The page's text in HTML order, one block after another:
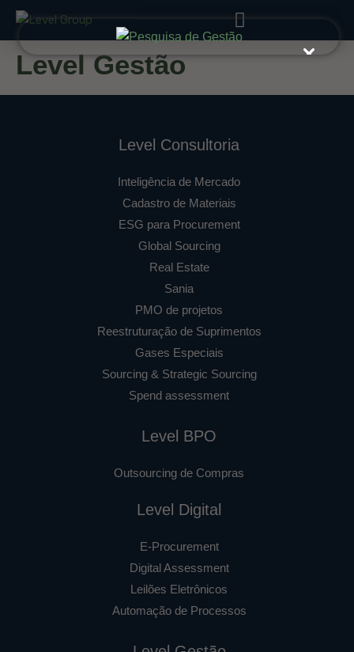
Level Gestão
Level Consultoria
Inteligência de Mercado
Cadastro de Materiais
ESG para Procurement
Global Sourcing
Real Estate
Sania
PMO de projetos
Reestruturação de Suprimentos
Gases Especiais
Sourcing & Strategic Sourcing
Spend assessment
Level BPO
Outsourcing de Compras
Level Digital
E-Procurement
Digital Assessment
Leilões Eletrônicos
Automação de Processos